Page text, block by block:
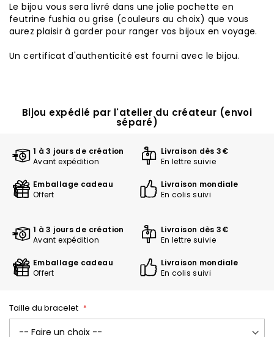
Le bijou vous sera livré dans une jolie pochette en
feutrine fushia ou grise (couleurs au choix) que vous
aurez plaisir à garder pour ranger vos bijoux en voyage.
Un certificat d'authenticité est fourni avec le bijou.
Bijou expédié par l'atelier du créateur (envoi
séparé)
1 à 3 jours de création
Avant expédition
Livraison dès 3€
En lettre suivie
Emballage cadeau
Offert
Livraison mondiale
En colis suivi
1 à 3 jours de création
Avant expédition
Livraison dès 3€
En lettre suivie
Emballage cadeau
Offert
Livraison mondiale
En colis suivi
Taille du bracelet